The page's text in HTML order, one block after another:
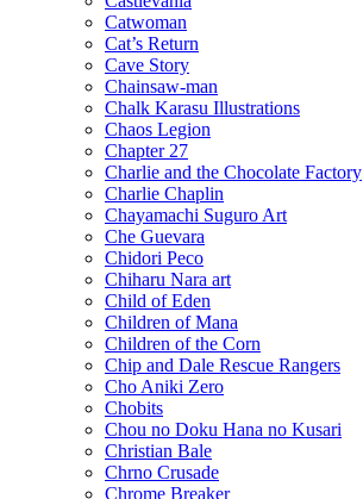
Catwoman
Cat’s Return
Cave Story
Chainsaw-man
Chalk Karasu Illustrations
Chaos Legion
Chapter 27
Charlie and the Chocolate Factory
Charlie Chaplin
Chayamachi Suguro Art
Che Guevara
Chidori Peco
Chiharu Nara art
Child of Eden
Children of Mana
Children of the Corn
Chip and Dale Rescue Rangers
Cho Aniki Zero
Chobits
Chou no Doku Hana no Kusari
Christian Bale
Chrno Crusade
Chrome Breaker